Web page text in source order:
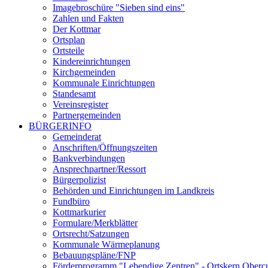
Imagebroschüre "Sieben sind eins"
Zahlen und Fakten
Der Kottmar
Ortsplan
Ortsteile
Kindereinrichtungen
Kirchgemeinden
Kommunale Einrichtungen
Standesamt
Vereinsregister
Partnergemeinden
BÜRGERINFO
Gemeinderat
Anschriften/Öffnungszeiten
Bankverbindungen
Ansprechpartner/Ressort
Bürgerpolizist
Behörden und Einrichtungen im Landkreis
Fundbüro
Kottmarkurier
Formulare/Merkblätter
Ortsrecht/Satzungen
Kommunale Wärmeplanung
Bebauungspläne/FNP
Förderprogramm "Lebendige Zentren" - Ortskern